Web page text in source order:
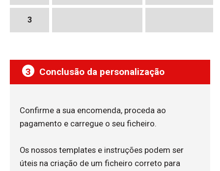
3
3 Conclusão da personalização
Confirme a sua encomenda, proceda ao
pagamento e carregue o seu ficheiro.
Os nossos templates e instruções podem ser
úteis na criação de um ficheiro correto para